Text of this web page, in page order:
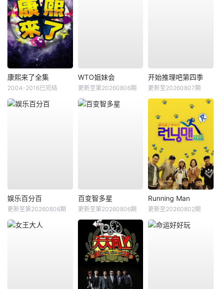
康熙来了全集
2004-2016已完结
WTO姐妹会
更新至第20260806期
开始推理吧第四季
更新至20260807期
娱乐百分百
更新至第20260806期
百变智多星
更新至第20260806期
Running Man
更新至20260802期